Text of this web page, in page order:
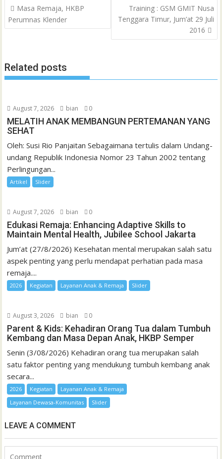
o
o
e
r
A
p
M
a
g
e
d
I
n
r
e
s
a
t
Post
navigation
Masa Remaja, HKBP
Perumnas Klender
Training : GSM GMIT Nusa
Tenggara Timur, Jum’at 29 Juli
2016
Related posts
August 7, 2026 bian 0
MELATIH ANAK MEMBANGUN PERTEMANAN YANG
SEHAT
Oleh: Susi Rio Panjaitan Sebagaimana tertulis dalam Undang-
undang Republik Indonesia Nomor 23 Tahun 2002 tentang
Perlingungan...
Artikel Slider
August 7, 2026 bian 0
Edukasi Remaja: Enhancing Adaptive Skills to
Maintain Mental Health, Jubilee School Jakarta
Jum’at (27/8/2026) Kesehatan mental merupakan salah satu
aspek penting yang perlu mendapat perhatian pada masa
remaja....
2026 Kegiatan Layanan Anak & Remaja Slider
August 3, 2026 bian 0
Parent & Kids: Kehadiran Orang Tua dalam Tumbuh
Kembang dan Masa Depan Anak, HKBP Semper
Senin (3/08/2026) Kehadiran orang tua merupakan salah
satu faktor penting yang mendukung tumbuh kembang anak
secara...
2026 Kegiatan
Layanan Anak & Remaja
Layanan Dewasa-Komunitas
Slider
LEAVE A COMMENT